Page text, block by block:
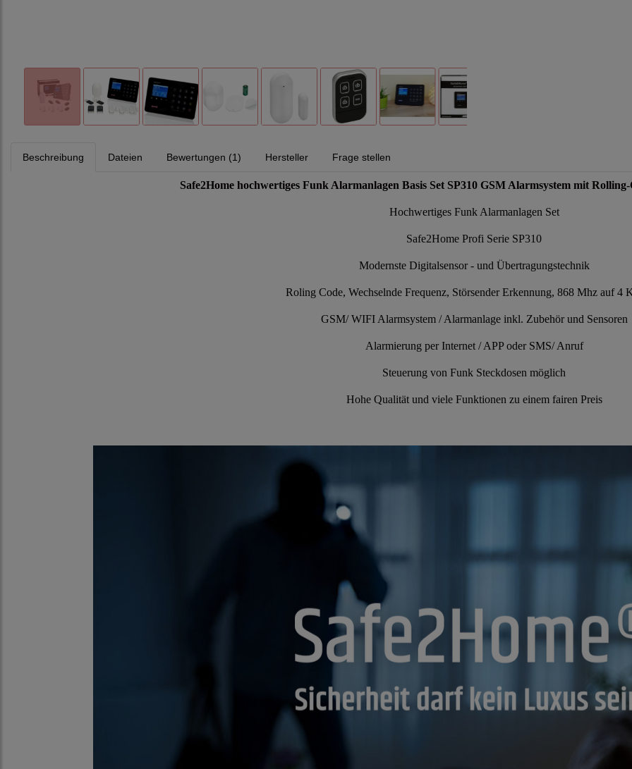
Beschreibung Dateien Bewertungen (1) Hersteller Frage stellen
Safe2Home hochwertiges Funk Alarmanlagen Basis Set SP310 GSM Alarmsystem mit
Hochwertiges Funk Alarmanlagen Set
Safe2Home Profi Serie SP310
Modernste Digitalsensor - und Übertragungstechnik
Roling Code, Wechselnde Frequenz, Störsender Erkennung, 868 Mhz auf 4
GSM/ WIFI Alarmsystem / Alarmanlage inkl. Zubehör und Sensoren
Alarmierung per Internet / APP oder SMS/ Anruf
Steuerung von Funk Steckdosen möglich
Hohe Qualität und viele Funktionen zu einem fairen Preis